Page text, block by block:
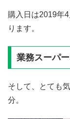
購入日は2019年
ります。
業務スーパ
そして、とても
分。